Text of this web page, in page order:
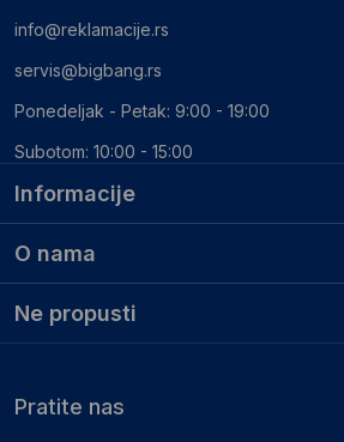
Informacije
O nama
Ne propusti
info@reklamacije.rs
servis@bigbang.rs
Ponedeljak - Petak: 9:00 - 19:00
Subotom: 10:00 - 15:00
Pratite nas